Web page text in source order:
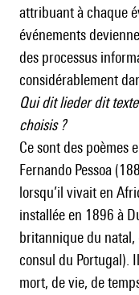
attribuant à chaque
événements
des processus
considérablement
Qui dit lieder dit
choisis ?
Ce sont des poèmes
Fernando Pessoa
lorsqu’il vivait en
installée en 1896 à
britannique du natal,
consul du Portugal).
mort, de vie, de